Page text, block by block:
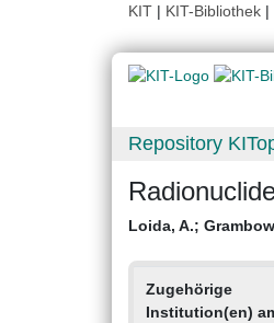
KIT | KIT-Bibliothek |
Repository
Loida, A.;
Zugehörige
Institution(en)